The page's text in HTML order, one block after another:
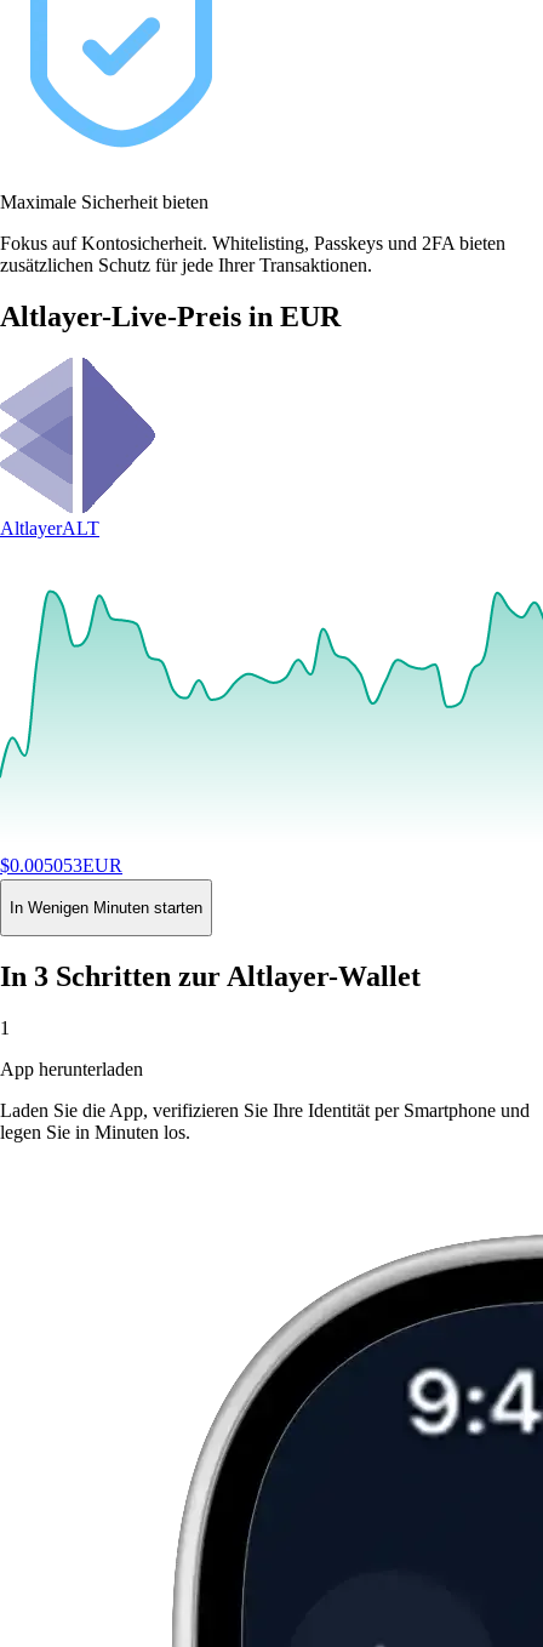
Maximale Sicherheit bieten
Fokus auf Kontosicherheit. Whitelisting, Passkeys und 2FA bieten
zusätzlichen Schutz für jede Ihrer Transaktionen.
Altlayer-Live-Preis in EUR
AltlayerALT
$0.005053EUR
+1.10%24H
Buy
In Wenigen Minuten starten
In 3 Schritten zur Altlayer-Wallet
1
App herunterladen
Laden Sie die App, verifizieren Sie Ihre Identität per Smartphone und
legen Sie in Minuten los.